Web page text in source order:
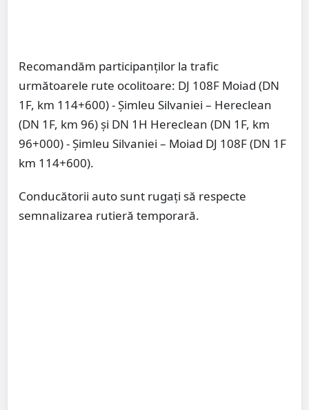
Recomandăm participanților la trafic
următoarele rute ocolitoare: DJ 108F Moiad (DN
1F, km 114+600) - Șimleu Silvaniei – Hereclean
(DN 1F, km 96) și DN 1H Hereclean (DN 1F, km
96+000) - Șimleu Silvaniei – Moiad DJ 108F (DN 1F
km 114+600).
Conducătorii auto sunt rugați să respecte
semnalizarea rutieră temporară.